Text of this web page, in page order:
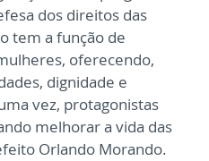
dos direitos das
tem a função de
oferecendo,
dignidade e
vez, protagonistas
melhorar a vida das
Orlando Morando.